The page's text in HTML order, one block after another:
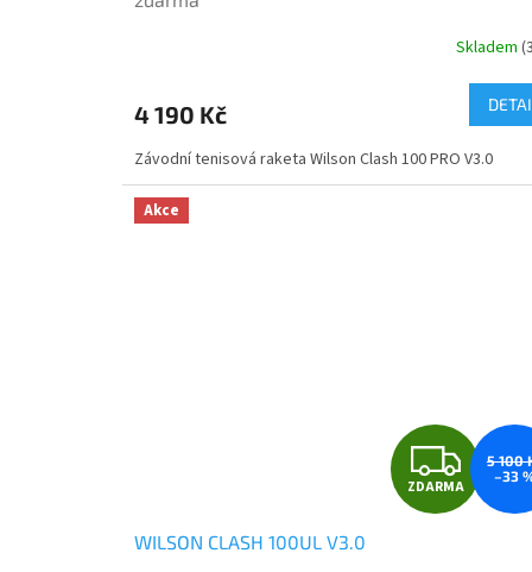
R
M
A
Skladem
4 190 Kč
Závodní tenisová raketa Wilson Clash 100 PRO V3.0
Akce
Z
D
ZDARMA
5 100
–33
WILSON CLASH 100UL V3.0